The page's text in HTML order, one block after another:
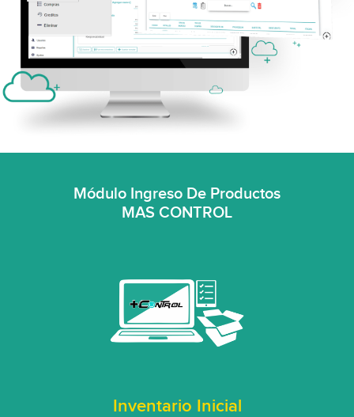
Módulo Ingreso De Productos
MAS CONTROL
Inventario Inicial